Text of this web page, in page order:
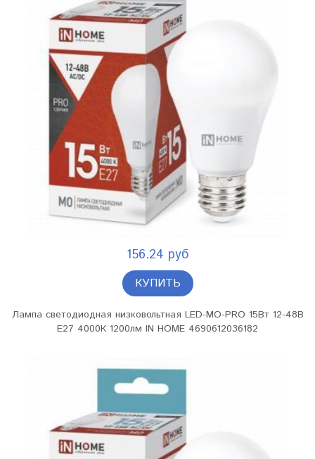
156.24 руб
КУПИТЬ
Лампа светодиодная низковольтная LED-MO-PRO 15Вт 12-48В
Е27 4000К 1200лм IN HOME 4690612036182